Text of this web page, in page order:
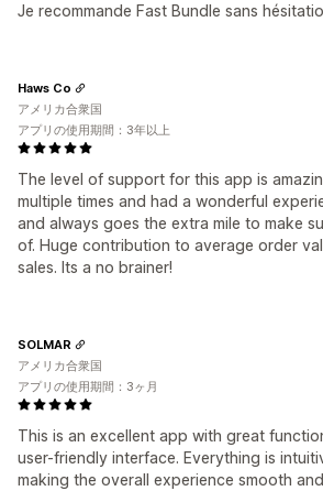
Je recommande Fast Bundle sans
The level of support for this app is
multiple times and had a wonderful
and always goes the extra mile to make
of. Huge contribution to average order
sales. Its a no brainer!
Haws Co
アメリカ合衆国
アプリの使用期間：3年以上
This is an excellent app with great
user-friendly interface. Everything is
making the overall experience smooth
SOLMAR
アメリカ合衆国
アプリの使用期間：3ヶ月